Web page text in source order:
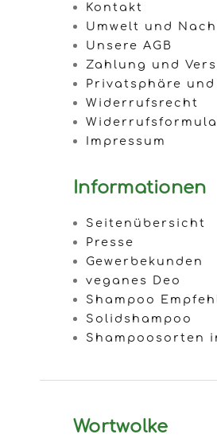
Kontakt
Umwelt und
Unsere AGB
Zahlung und
Privatsphäre
Widerrufsrecht
Impressum
Informationen
Seitenübersicht
Presse
Gewerbekunden
veganes Deo
Shampoo
Solidshampoo
Shampoosorten
Wortwolke